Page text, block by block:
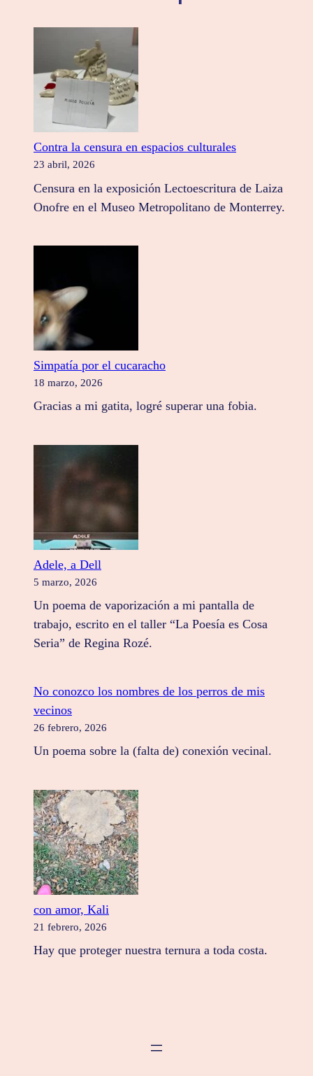
Contra la censura en espacios culturales
23 abril, 2026
Censura en la exposición Lectoescritura de Laiza
Onofre en el Museo Metropolitano de Monterrey.
Simpatía por el cucaracho
18 marzo, 2026
Gracias a mi gatita, logré superar una fobia.
Adele, a Dell
5 marzo, 2026
Un poema de vaporización a mi pantalla de
trabajo, escrito en el taller “La Poesía es Cosa
Seria” de Regina Rozé.
No conozco los nombres de los perros de mis
vecinos
26 febrero, 2026
Un poema sobre la (falta de) conexión vecinal.
con amor, Kali
21 febrero, 2026
Hay que proteger nuestra ternura a toda costa.